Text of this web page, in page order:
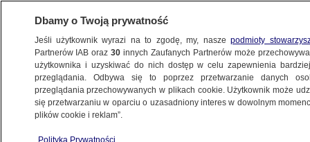
POLSKA
Dbamy o Twoją prywatność
Jeśli użytkownik wyrazi na to zgodę, my, naszepodmioty
Partnerów IAB oraz30 innych Zaufanych Partnerów może
użytkownika i uzyskiwać do nich dostęp w celu zapewnienia
przeglądania. Odbywa się to poprzez przetwarzanie danych
przeglądania przechowywanych w plikach cookie. Użytkownik może
się przetwarzaniu w oparciu o uzasadniony interes w dowolnym
plików cookie i reklam”.
Polityka Prywatności